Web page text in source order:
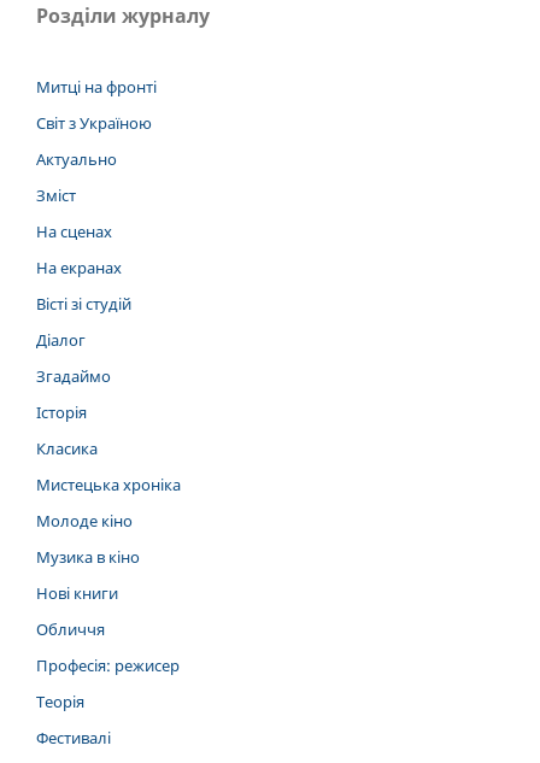
Розділи журналу
Митці на фронті
Світ з Україною
Актуально
Зміст
На сценах
На екранах
Вісті зі студій
Діалог
Згадаймо
Історія
Класика
Мистецька хроніка
Молоде кіно
Музика в кіно
Нові книги
Обличчя
Професія: режисер
Теорія
Фестивалі